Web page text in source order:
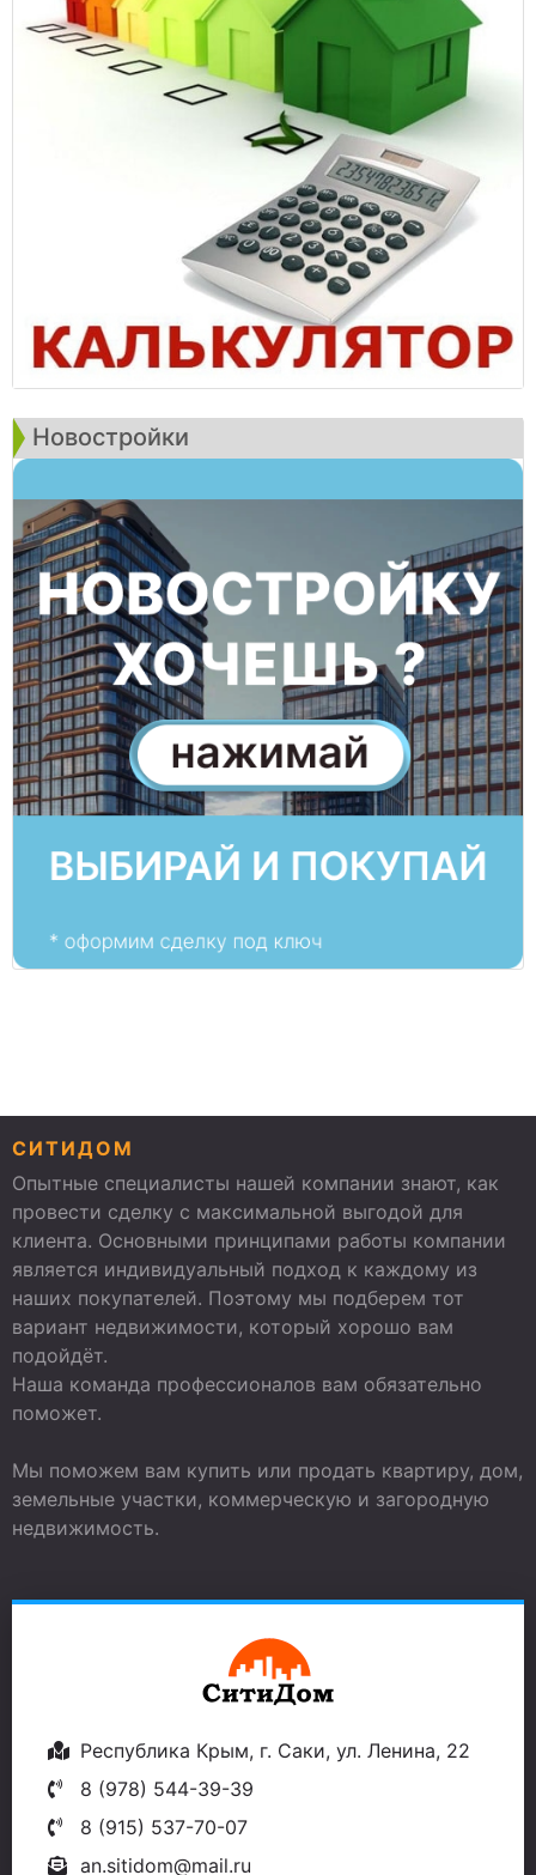
Новостройки
СИТИДОМ
Опытные специалисты нашей компании знают, как
провести сделку с максимальной выгодой для
клиента. Основными принципами работы компании
является индивидуальный подход к каждому из
наших покупателей. Поэтому мы подберем тот
вариант недвижимости, который хорошо вам
подойдёт.
Наша команда профессионалов вам обязательно
поможет.
Мы поможем вам купить или продать квартиру, дом,
земельные участки, коммерческую и загородную
недвижимость.
Республика Крым, г. Саки, ул. Ленина, 22
8 (978) 544-39-39
8 (915) 537-70-07
an.sitidom@mail.ru